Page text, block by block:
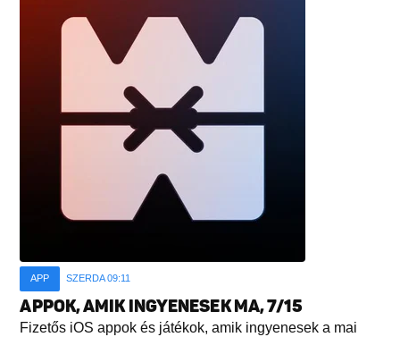
APP SZERDA 09:11
APPOK, AMIK INGYENESEK MA, 7/15
Fizetős iOS appok és játékok, amik ingyenesek a mai